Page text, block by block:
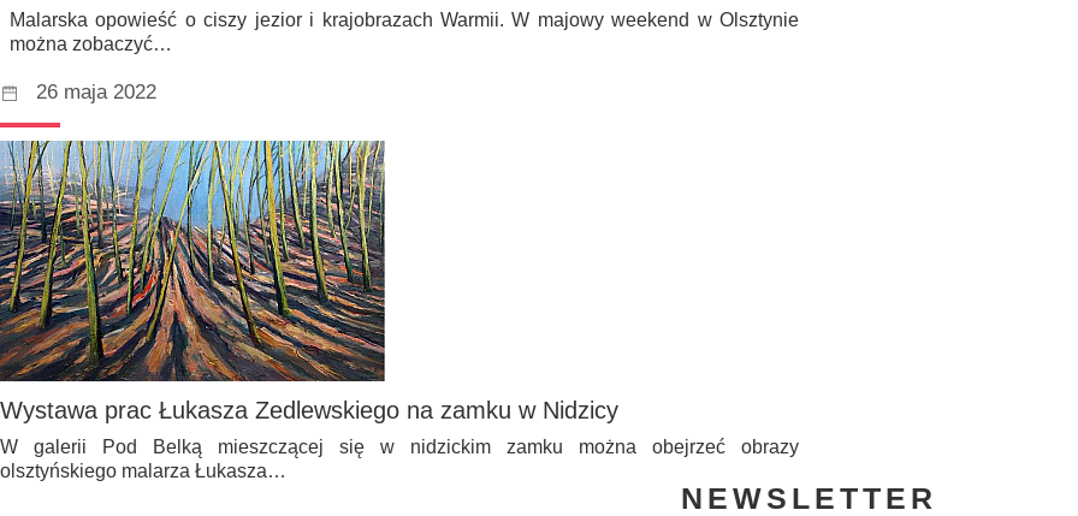
Malarska opowieść o ciszy jezior i krajobrazach Warmii. W majowy weekend w Olsztynie
można zobaczyć…
26 maja 2022
Wystawa prac Łukasza Zedlewskiego na zamku w Nidzicy
W galerii Pod Belką mieszczącej się w nidzickim zamku można obejrzeć obrazy
olsztyńskiego malarza Łukasza…
NEWSLETTER